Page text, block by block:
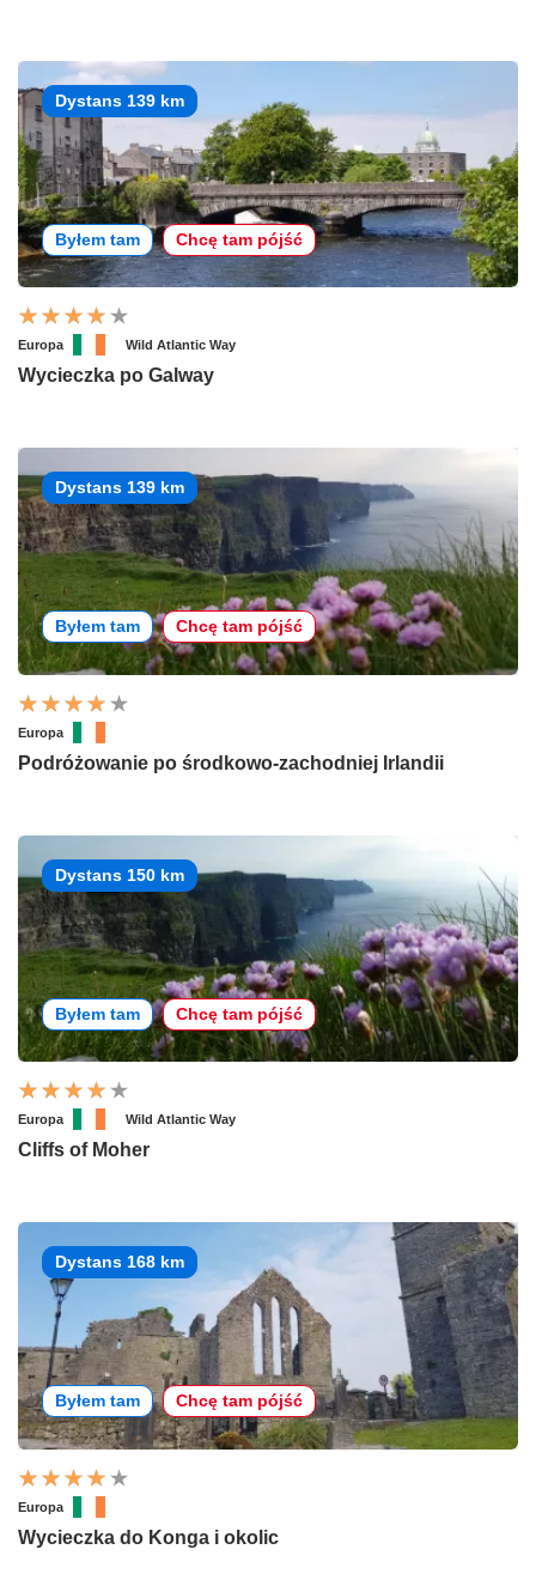
Dystans 139 km
Byłem tam Chcę tam pójść
Europa Wild Atlantic Way
Wycieczka po Galway
Dystans 139 km
Byłem tam Chcę tam pójść
Europa
Podróżowanie po środkowo-zachodniej Irlandii
Dystans 150 km
Byłem tam Chcę tam pójść
Europa Wild Atlantic Way
Cliffs of Moher
Dystans 168 km
Byłem tam Chcę tam pójść
Europa
Wycieczka do Konga i okolic